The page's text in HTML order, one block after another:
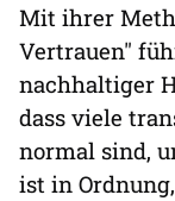
Mit ihrer
Vertrauen"
nachhaltiger
dass viele
normal sind,
ist in